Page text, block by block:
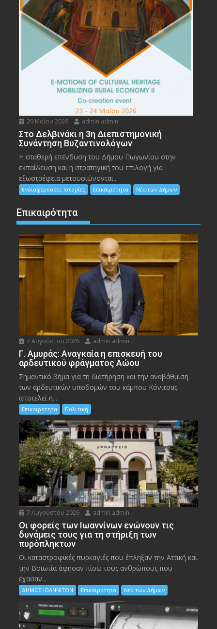
20 Μαΐου 2026 admin admin
Στο Δελβινάκι η 3η Διεπιστημονική
Συνάντηση Βυζαντινολόγων
Η σταθερή επένδυση του Δήμου Πωγωνίου στην
εκπαίδευση και η στρατηγική του επιλογή για
εξωστρέφεια μετουσιώνονται...
Ενδιαφέρουσες Ιστορίες Επικαιρότητα Νέα των Δήμων
Επικαιρότητα
7 Αυγούστου 2026 admin admin
Γ. Αμυράς: Αναγκαία η επισκευή του
αρδευτικού φράγματος Αώου
Σημαντικό βήμα για τη διατήρηση και την αναβάθμιση
των αρδευτικών υποδομών του κάμπου Κόνιτσας
αποτελεί η...
Επικαιρότητα Πολιτική
7 Αυγούστου 2026 admin admin
Οι φορείς των Ιωαννίνων ενώνουν τις
δυνάμεις τους για τη στήριξη των
πυρόπληκτων
Οι καταστροφικές πυρκαγιές που έπληξαν την Αττική και
την Bοιωτία άφησαν πίσω τους ανθρώπους που
έχασαν...
ΔΗΜΟΣ ΙΩΑΝΝΙΤΩΝ Επικαιρότητα Νέα των Δήμων